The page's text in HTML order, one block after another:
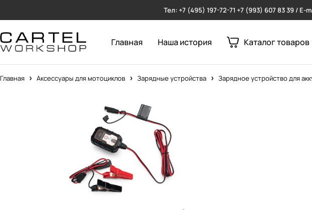
Тел: +7 (495) 197-72-71 +7 (993) 607 83 39 / E-
Главная Наша история Каталог товаров
Главная Аксессуары для мотоциклов Зарядные устройства Зарядное устройство для